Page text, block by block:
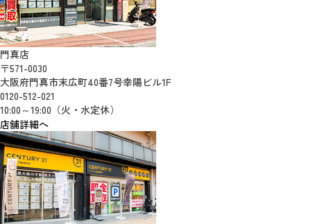
門真店
〒571-0030
大阪府門真市末広町40番7号幸陽ビル1F
0120-512-021
10:00～19:00（火・水定休）
店舗詳細へ